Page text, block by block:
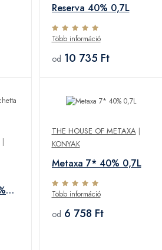
Reserva 40% 0,7L
Több információ
od 10 735 Ft
|
THE HOUSE OF METAXA|
KONYAK
Metaxa 7* 40% 0,7L
Több információ
od 6 758 Ft